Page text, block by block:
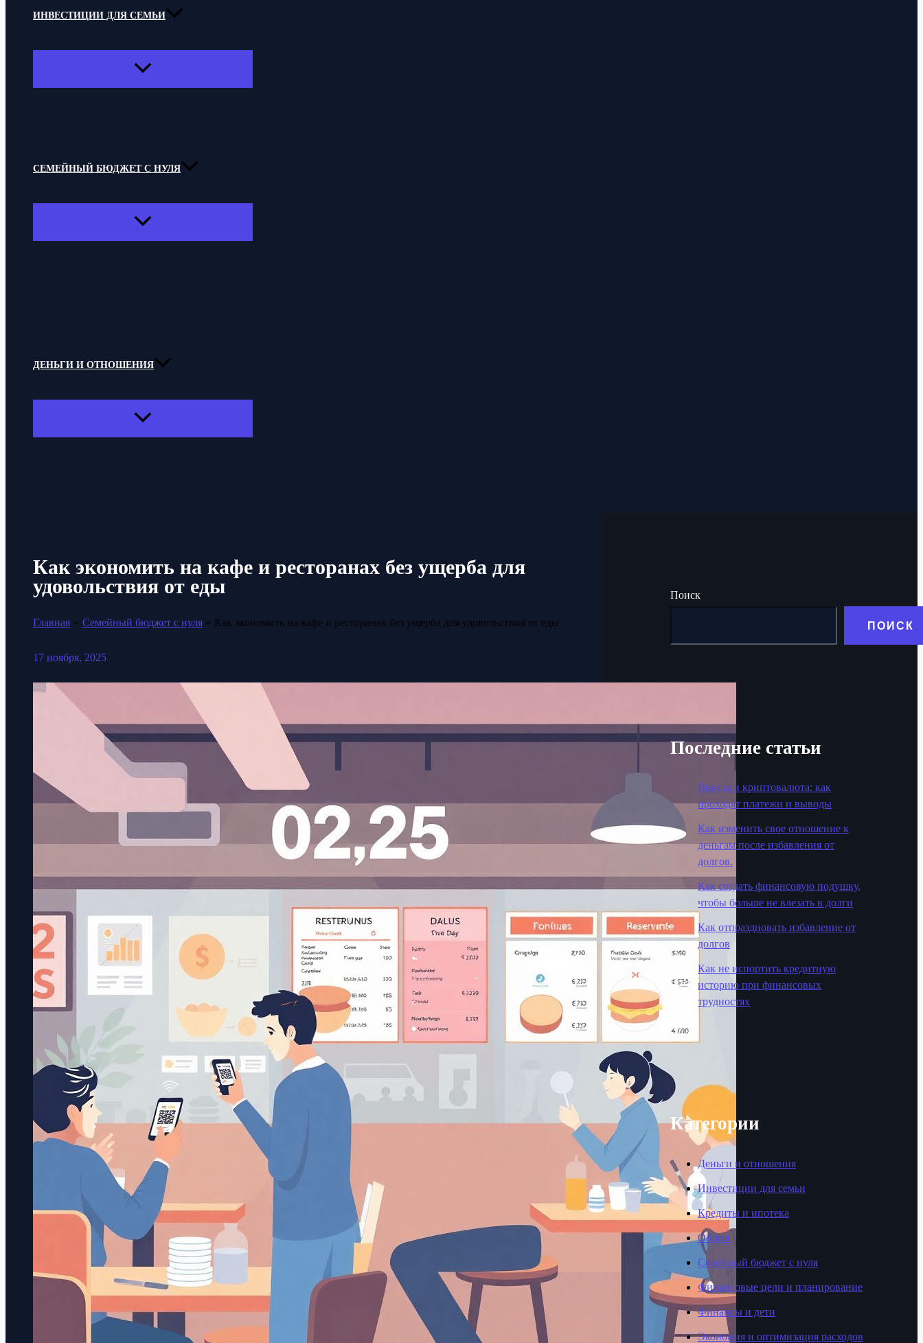
ИНВЕСТИЦИИ ДЛЯ СЕМЬИ
ПЕРЕКЛЮЧАТЕЛЬ
СЕМЕЙНЫЙ БЮДЖЕТ С НУЛЯ
ПЕРЕКЛЮЧАТЕЛЬ
ДЕНЬГИ И ОТНОШЕНИЯ
ПЕРЕКЛЮЧАТЕЛЬ
Как экономить на кафе и ресторанах без ущерба для
удовольствия от еды
Главная Семейный бюджет с нуля Как экономить на кафе и ресторанах без ущерба для удовольствия от еды
17 ноября, 2025
Поиск
ПОИСК
Последние статьи
Вавада и криптовалюта: как
проходят платежи и выводы
Как изменить свое отношение к
деньгам после избавления от
долгов.
Как создать финансовую подушку,
чтобы больше не влезать в долги
Как отпраздновать избавление от
долгов
Как не испортить кредитную
историю при финансовых
трудностях
Категории
Деньги и отношения
Инвестиции для семьи
Кредиты и ипотека
Общая
Семейный бюджет с нуля
Финансовые цели и планирование
Финансы и дети
Экономия и оптимизация расходов